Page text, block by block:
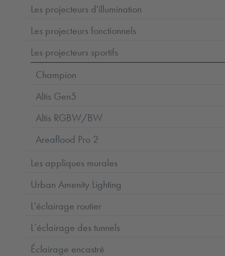
Les projecteurs d'illumination
Les projecteurs fonctionnels
Les projecteurs sportifs
Champion
Altis Gen5
Altis RGBW/BW
Areaflood Pro 2
Les appliques murales
Urban Amenity Lighting
L'éclairage routier
L’éclairage des tunnels
Éclairage encastré